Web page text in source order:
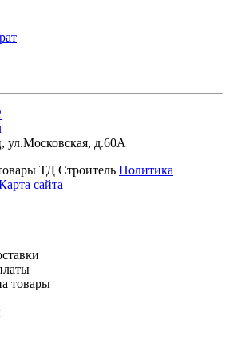
, ул.Московская, д.60А
ТД Строитель Политика
сайта
товары